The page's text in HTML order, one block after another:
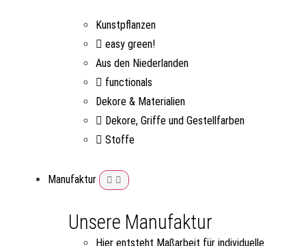
Kunstpflanzen
easy green!
Aus den Niederlanden
functionals
Dekore & Materialien
Dekore, Griffe und Gestellfarben
Stoffe
Manufaktur
Unsere Manufaktur
Hier entsteht Maßarbeit für individuelle